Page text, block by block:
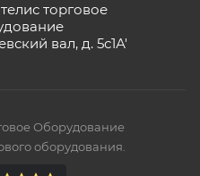
торговое
вал, д. 5с1А'
Оборудование
оборудования.